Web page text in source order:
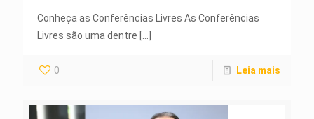
Conheça as Conferências Livres As Conferências
Livres são uma dentre
0 Leia mais